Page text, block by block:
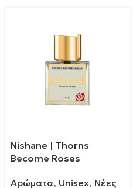
Nishane | Thorns
Become Roses
Αρώματα, Unisex, Νέες